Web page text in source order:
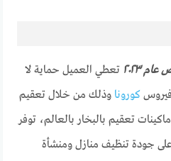
٢٠٢٣
تعطي العميل حماية لا
فيروسكورونا وذلك من خلال تعقيم
تعقيم بالبخار بالعالم، توفر
جودة تنظيف منازل ومنشأة